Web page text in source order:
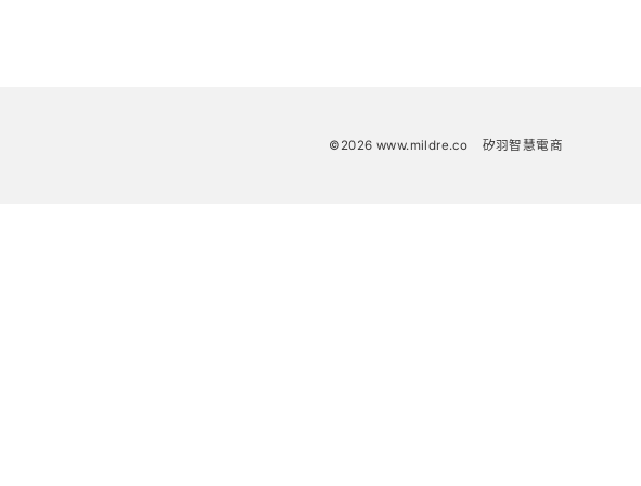
©2026 www.mildre.co 矽羽智慧電商